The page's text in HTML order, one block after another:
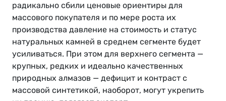
радикально сбили ценовые ориентиры для
массового покупателя и по мере роста их
производства давление на стоимость и статус
натуральных камней в среднем сегменте будет
усиливаться. При этом для верхнего сегмента —
крупных, редких и идеально качественных
природных алмазов — дефицит и контраст с
массовой синтетикой, наоборот, могут укрепить